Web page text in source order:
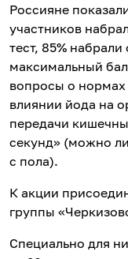
Россияне
участников
тест, 85%
максимальный
вопросы о нормах
влиянии йода на
передачи
секунд» (можно
с пола).
К акции
группы
Специально для